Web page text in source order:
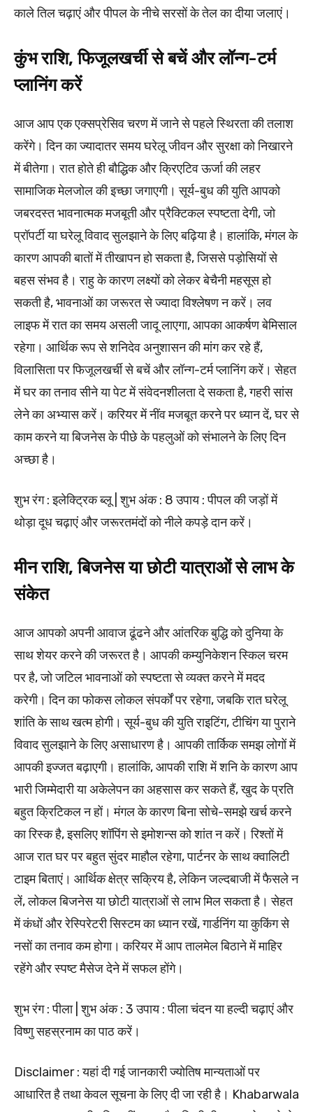
काले तिल चढ़ाएं और पीपल के नीचे सरसों के तेल का दीया जलाएं।
कुंभ राशि, फिजूलखर्ची से बचें और लॉन्ग-टर्म
प्लानिंग करें
आज आप एक एक्सप्रेसिव चरण में जाने से पहले स्थिरता की तलाश
करेंगे। दिन का ज्यादातर समय घरेलू जीवन और सुरक्षा को निखारने
में बीतेगा। रात होते ही बौद्धिक और क्रिएटिव ऊर्जा की लहर
सामाजिक मेलजोल की इच्छा जगाएगी। सूर्य-बुध की युति आपको
जबरदस्त भावनात्मक मजबूती और प्रैक्टिकल स्पष्टता देगी, जो
प्रॉपर्टी या घरेलू विवाद सुलझाने के लिए बढ़िया है। हालांकि, मंगल के
कारण आपकी बातों में तीखापन हो सकता है, जिससे पड़ोसियों से
बहस संभव है। राहु के कारण लक्ष्यों को लेकर बेचैनी महसूस हो
सकती है, भावनाओं का जरूरत से ज्यादा विश्लेषण न करें। लव
लाइफ में रात का समय असली जादू लाएगा, आपका आकर्षण बेमिसाल
रहेगा। आर्थिक रूप से शनिदेव अनुशासन की मांग कर रहे हैं,
विलासिता पर फिजूलखर्ची से बचें और लॉन्ग-टर्म प्लानिंग करें। सेहत
में घर का तनाव सीने या पेट में संवेदनशीलता दे सकता है, गहरी सांस
लेने का अभ्यास करें। करियर में नींव मजबूत करने पर ध्यान दें, घर से
काम करने या बिजनेस के पीछे के पहलुओं को संभालने के लिए दिन
अच्छा है।
शुभ रंग : इलेक्ट्रिक ब्लू | शुभ अंक : 8 उपाय : पीपल की जड़ों में
थोड़ा दूध चढ़ाएं और जरूरतमंदों को नीले कपड़े दान करें।
मीन राशि, बिजनेस या छोटी यात्राओं से लाभ के
संकेत
आज आपको अपनी आवाज ढूंढने और आंतरिक बुद्धि को दुनिया के
साथ शेयर करने की जरूरत है। आपकी कम्युनिकेशन स्किल चरम
पर है, जो जटिल भावनाओं को स्पष्टता से व्यक्त करने में मदद
करेगी। दिन का फोकस लोकल संपर्कों पर रहेगा, जबकि रात घरेलू
शांति के साथ खत्म होगी। सूर्य-बुध की युति राइटिंग, टीचिंग या पुराने
विवाद सुलझाने के लिए असाधारण है। आपकी तार्किक समझ लोगों में
आपकी इज्जत बढ़ाएगी। हालांकि, आपकी राशि में शनि के कारण आप
भारी जिम्मेदारी या अकेलेपन का अहसास कर सकते हैं, खुद के प्रति
बहुत क्रिटिकल न हों। मंगल के कारण बिना सोचे-समझे खर्च करने
का रिस्क है, इसलिए शॉपिंग से इमोशन्स को शांत न करें। रिश्तों में
आज रात घर पर बहुत सुंदर माहौल रहेगा, पार्टनर के साथ क्वालिटी
टाइम बिताएं। आर्थिक क्षेत्र सक्रिय है, लेकिन जल्दबाजी में फैसले न
लें, लोकल बिजनेस या छोटी यात्राओं से लाभ मिल सकता है। सेहत
में कंधों और रेस्पिरेटरी सिस्टम का ध्यान रखें, गार्डनिंग या कुकिंग से
नसों का तनाव कम होगा। करियर में आप तालमेल बिठाने में माहिर
रहेंगे और स्पष्ट मैसेज देने में सफल होंगे।
शुभ रंग : पीला | शुभ अंक : 3 उपाय : पीला चंदन या हल्दी चढ़ाएं और
विष्णु सहस्रनाम का पाठ करें।
Disclaimer : यहां दी गई जानकारी ज्योतिष मान्यताओं पर
आधारित है तथा केवल सूचना के लिए दी जा रही है। Khabarwala